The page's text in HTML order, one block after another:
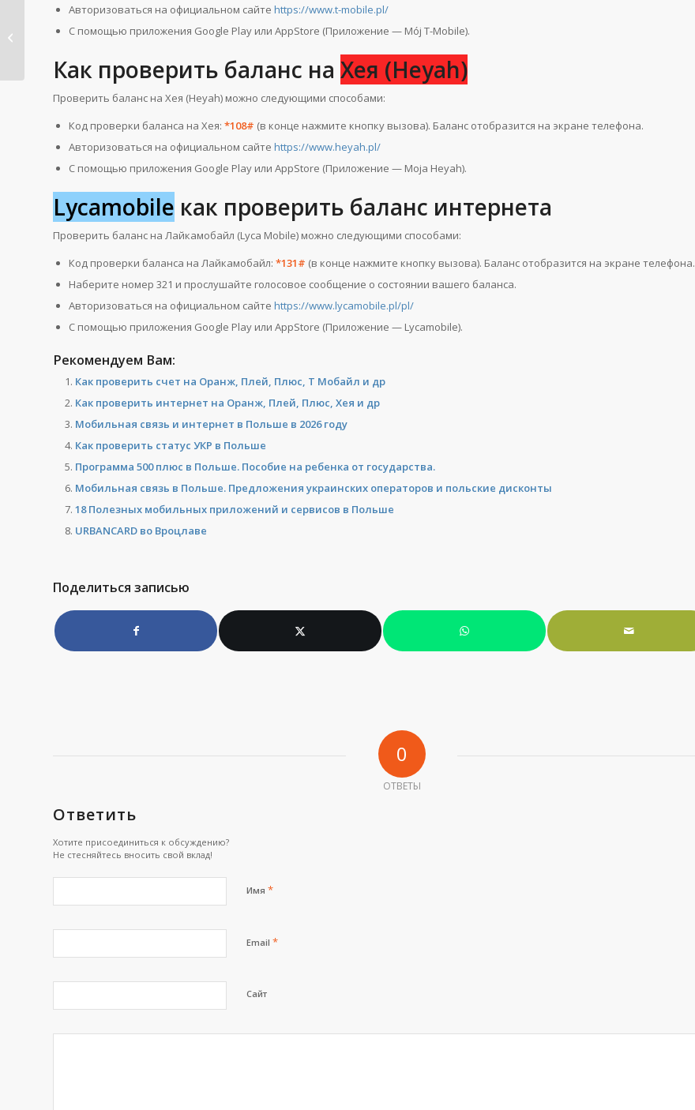
Авторизоваться на официальном сайте https://www.t-mobile.pl/
С помощью приложения Google Play или AppStore (Приложение — Mój T-Mobile).
Как проверить баланс на Хея (Heyah)
Проверить баланс на Хея (Heyah) можно следующими способами:
Код проверки баланса на Хея: *108# (в конце нажмите кнопку вызова). Баланс отобразится на экране телефона.
Авторизоваться на официальном сайте https://www.heyah.pl/
С помощью приложения Google Play или AppStore (Приложение — Moja Heyah).
Lycamobile как проверить баланс интернета
Проверить баланс на Лайкамобайл (Lyca Mobile) можно следующими способами:
Код проверки баланса на Лайкамобайл: *131# (в конце нажмите кнопку вызова). Баланс отобразится на экране телефона.
Наберите номер 321 и прослушайте голосовое сообщение о состоянии вашего баланса.
Авторизоваться на официальном сайте https://www.lycamobile.pl/pl/
С помощью приложения Google Play или AppStore (Приложение — Lycamobile).
Рекомендуем Вам:
Как проверить счет на Оранж, Плей, Плюс, Т Мобайл и др
Как проверить интернет на Оранж, Плей, Плюс, Хея и др
Мобильная связь и интернет в Польше в 2026 году
Как проверить статус УКР в Польше
Программа 500 плюс в Польше. Пособие на ребенка от государства.
Мобильная связь в Польше. Предложения украинских операторов и польские дисконты
18 Полезных мобильных приложений и сервисов в Польше
URBANCARD во Вроцлаве
Поделиться записью
0
ОТВЕТЫ
Ответить
Хотите присоединиться к обсуждению?
Не стесняйтесь вносить свой вклад!
Имя *
Email *
Сайт
В Израиле началась